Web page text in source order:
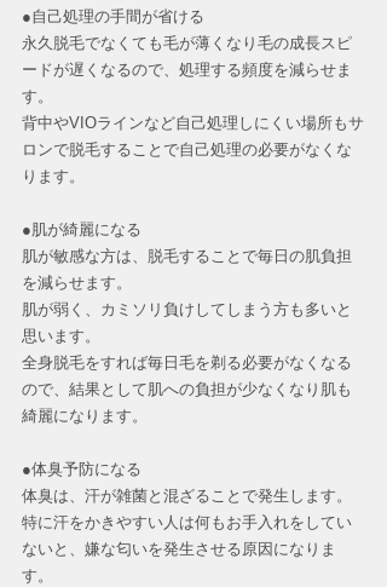
●自己処理の手間が省ける
永久脱毛でなくても毛が薄くなり毛の成長スピ
ードが遅くなるので、処理する頻度を減らせま
す。
背中やVIOラインなど自己処理しにくい場所もサ
ロンで脱毛することで自己処理の必要がなくな
ります。
●肌が綺麗になる
肌が敏感な方は、脱毛することで毎日の肌負担
を減らせます。
肌が弱く、カミソリ負けしてしまう方も多いと
思います。
全身脱毛をすれば毎日毛を剃る必要がなくなる
ので、結果として肌への負担が少なくなり肌も
綺麗になります。
●体臭予防になる
体臭は、汗が雑菌と混ざることで発生します。
特に汗をかきやすい人は何もお手入れをしてい
ないと、嫌な匂いを発生させる原因になりま
す。